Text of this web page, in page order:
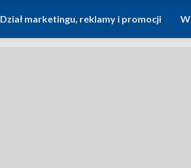
Dział marketingu, reklamy i promocji